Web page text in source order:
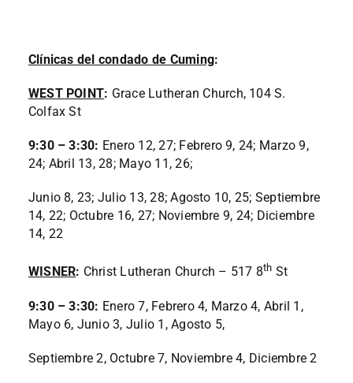
Clínicas del condado de Cuming:
WEST POINT: Grace Lutheran Church, 104 S.
Colfax St
9:30 – 3:30: Enero 12, 27; Febrero 9, 24; Marzo 9,
24; Abril 13, 28; Mayo 11, 26;
Junio 8, 23; Julio 13, 28; Agosto 10, 25; Septiembre
14, 22; Octubre 16, 27; Noviembre 9, 24; Diciembre
14, 22
WISNER: Christ Lutheran Church – 517 8th St
9:30 – 3:30: Enero 7, Febrero 4, Marzo 4, Abril 1,
Mayo 6, Junio 3, Julio 1, Agosto 5,
Septiembre 2, Octubre 7, Noviembre 4, Diciembre 2